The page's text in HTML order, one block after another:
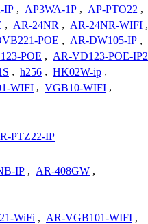
IP , AP3WA-1P , AP-PTO22 ,
, AR-24NR , AR-24NR-WIFI ,
POE , AR-DW105-IP ,
POE , AR-VD123-POE-IP2
, h256 , HK02W-ip ,
WIFI , VGB10-WIFI ,
PTZ22-IP
IP , AR-408GW ,
WiFi , AR-VGB101-WIFI ,